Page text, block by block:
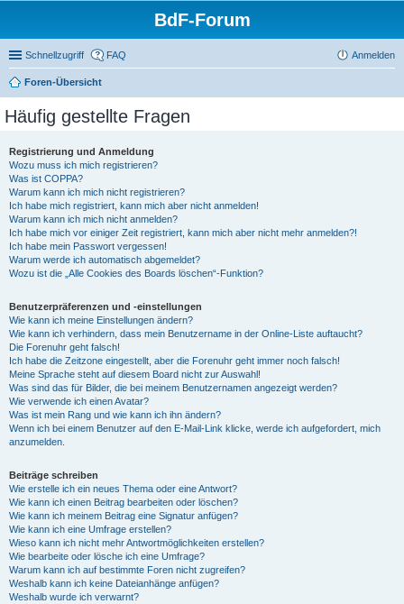
BdF-Forum
Schnellzugriff FAQ Anmelden
Foren-Übersicht
Häufig gestellte Fragen
Registrierung und Anmeldung
Wozu muss ich mich registrieren?
Was ist COPPA?
Warum kann ich mich nicht registrieren?
Ich habe mich registriert, kann mich aber nicht anmelden!
Warum kann ich mich nicht anmelden?
Ich habe mich vor einiger Zeit registriert, kann mich aber nicht mehr anmelden?!
Ich habe mein Passwort vergessen!
Warum werde ich automatisch abgemeldet?
Wozu ist die „Alle Cookies des Boards löschen“-Funktion?
Benutzerpräferenzen und -einstellungen
Wie kann ich meine Einstellungen ändern?
Wie kann ich verhindern, dass mein Benutzername in der Online-Liste auftaucht?
Die Forenuhr geht falsch!
Ich habe die Zeitzone eingestellt, aber die Forenuhr geht immer noch falsch!
Meine Sprache steht auf diesem Board nicht zur Auswahl!
Was sind das für Bilder, die bei meinem Benutzernamen angezeigt werden?
Wie verwende ich einen Avatar?
Was ist mein Rang und wie kann ich ihn ändern?
Wenn ich bei einem Benutzer auf den E-Mail-Link klicke, werde ich aufgefordert, mich
anzumelden.
Beiträge schreiben
Wie erstelle ich ein neues Thema oder eine Antwort?
Wie kann ich einen Beitrag bearbeiten oder löschen?
Wie kann ich meinem Beitrag eine Signatur anfügen?
Wie kann ich eine Umfrage erstellen?
Wieso kann ich nicht mehr Antwortmöglichkeiten erstellen?
Wie bearbeite oder lösche ich eine Umfrage?
Warum kann ich auf bestimmte Foren nicht zugreifen?
Weshalb kann ich keine Dateianhänge anfügen?
Weshalb wurde ich verwarnt?